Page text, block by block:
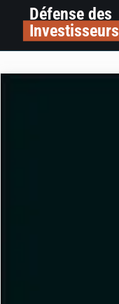
Défense des
Investisseurs